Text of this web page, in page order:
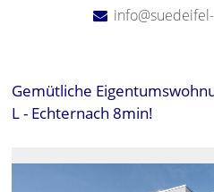
Gemütliche
L - Echternach 8min!